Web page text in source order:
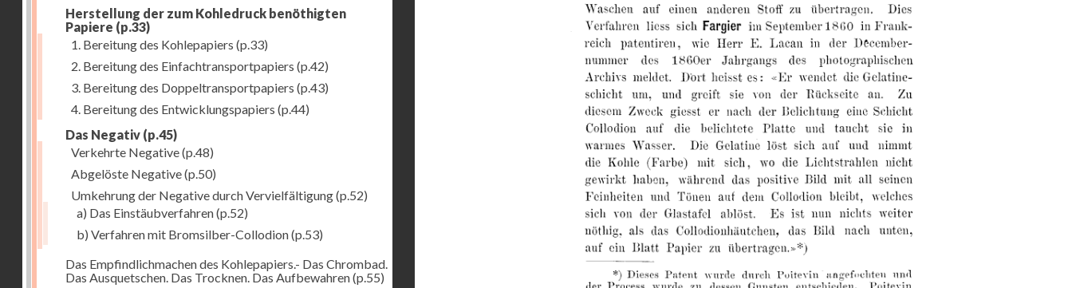
Herstellung der zum Kohledruck benöthigten
Papiere (p.33)
1. Bereitung des Kohlepapiers (p.33)
2. Bereitung des Einfachtransportpapiers (p.42)
3. Bereitung des Doppeltransportpapiers (p.43)
4. Bereitung des Entwicklungspapiers (p.44)
Das Negativ (p.45)
Verkehrte Negative(p.48)
Abgelöste Negative(p.50)
Umkehrung der Negative durch Vervielfältigung(p.52)
a) Das Einstäubverfahren(p.52)
b) Verfahren mit Bromsilber-Collodion(p.53)
Das Empfindlichmachen des Kohlepapiers.- Das Chrombad.
Das Ausquetschen. Das Trocknen. Das Aufbewahren(p.55)